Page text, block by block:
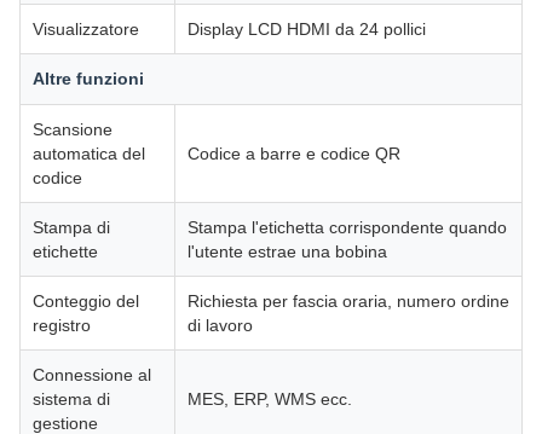
Visualizzatore Display LCD HDMI da 24 pollici
Altre funzioni
Scansione
automatica del
codice
Codice a barre e codice QR
Stampa di
etichette
Stampa l'etichetta corrispondente quando
l'utente estrae una bobina
Conteggio del
registro
Richiesta per fascia oraria, numero ordine
di lavoro
Connessione al
sistema di
gestione
MES, ERP, WMS ecc.